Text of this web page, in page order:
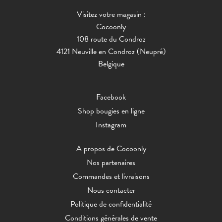
Visitez votre magasin :
Cocoonly
108 route du Condroz
4121 Neuville en Condroz (Neupré)
Belgique
Facebook
Shop bougies en ligne
Instagram
A propos de Cocoonly
Nos partenaires
Commandes et livraisons
Nous contacter
Politique de confidentialité
Conditions générales de vente